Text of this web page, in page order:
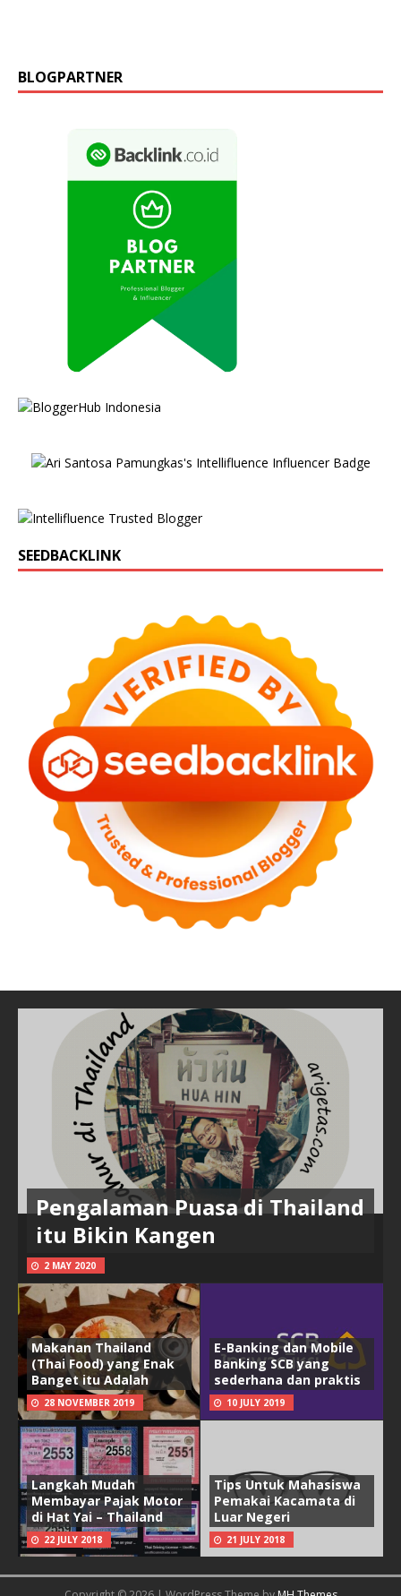
BLOGPARTNER
SEEDBACKLINK
Pengalaman Puasa di Thailand
itu Bikin Kangen
2 MAY 2020
Makanan Thailand
(Thai Food) yang Enak
Banget itu Adalah
28 NOVEMBER 2019
E-Banking dan Mobile
Banking SCB yang
sederhana dan praktis
10 JULY 2019
Langkah Mudah
Membayar Pajak Motor
di Hat Yai – Thailand
22 JULY 2018
Tips Untuk Mahasiswa
Pemakai Kacamata di
Luar Negeri
21 JULY 2018